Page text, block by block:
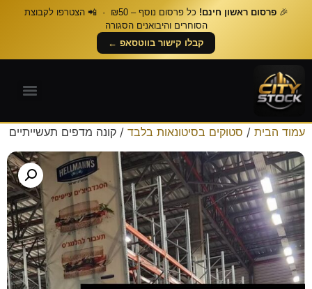
🎉פרסום ראשון חינם!
כל פרסום נוסף – ₪50 · 📲 הצטרפו לקבוצת
הסוחרים והיבואנים הסגורה
קבלו קישור בווטסאפ ←
עמוד הבית / סטוקים בסיטונאות בלבד / קונה מדפים תעשייתיים